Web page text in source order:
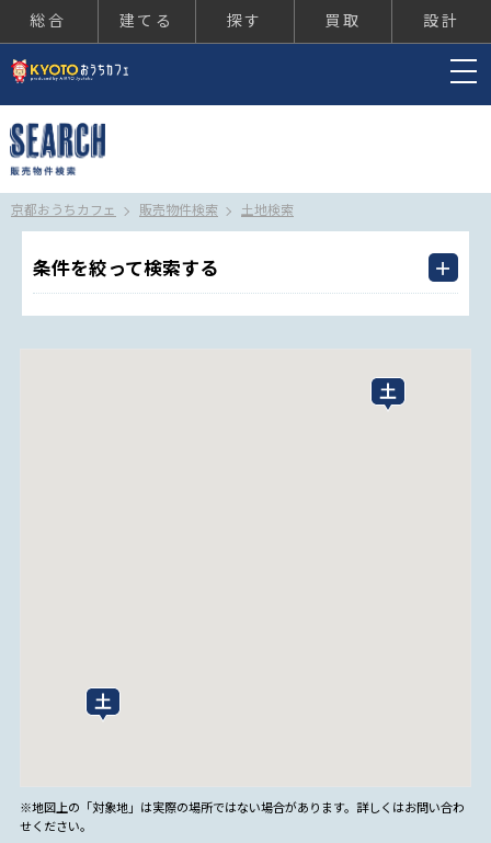
総合 建てる 探す 買取 設計
京都おうちカフェ 販売物件検索 土地検索
条件を絞って検索する
※地図上の「対象地」は実際の場所ではない場合があります。詳しくはお問い合わ
せください。